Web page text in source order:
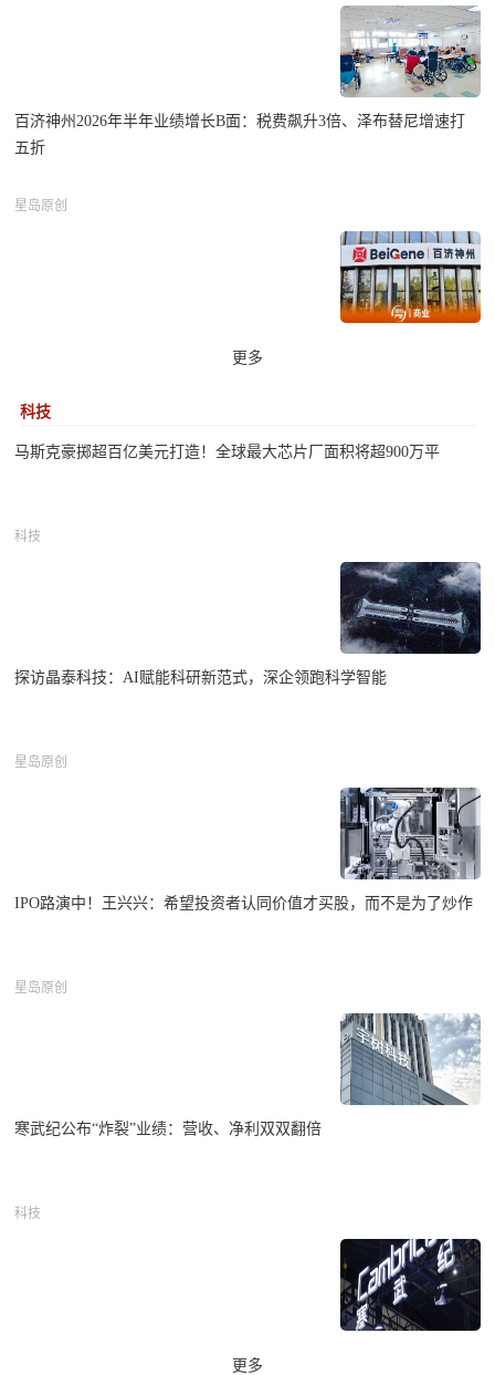
百济神州2026年半年业绩增长B面：税费飙升3倍、泽布替尼增速打
五折
星岛原创
更多
科技
马斯克豪掷超百亿美元打造！全球最大芯片厂面积将超900万平
科技
探访晶泰科技：AI赋能科研新范式，深企领跑科学智能
星岛原创
IPO路演中！王兴兴：希望投资者认同价值才买股，而不是为了炒作
星岛原创
寒武纪公布“炸裂”业绩：营收、净利双双翻倍
科技
更多